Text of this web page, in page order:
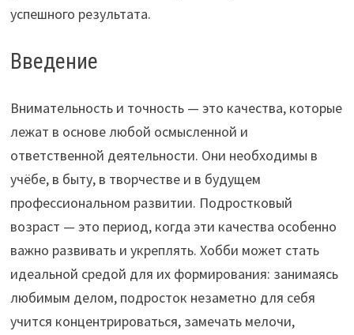
успешного результата.
Введение
Внимательность и точность — это качества, которые
лежат в основе любой осмысленной и
ответственной деятельности. Они необходимы в
учёбе, в быту, в творчестве и в будущем
профессиональном развитии. Подростковый
возраст — это период, когда эти качества особенно
важно развивать и укреплять. Хобби может стать
идеальной средой для их формирования: занимаясь
любимым делом, подросток незаметно для себя
учится концентрироваться, замечать мелочи,